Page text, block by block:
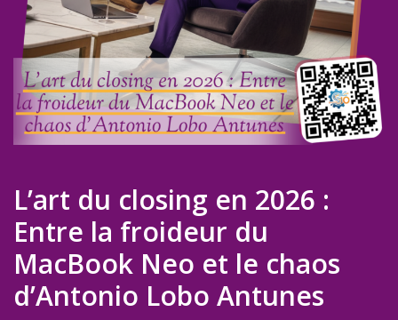
L’art du closing en 2026 :
Entre la froideur du
MacBook Neo et le chaos
d’Antonio Lobo Antunes